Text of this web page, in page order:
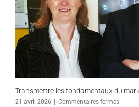
Transmettre les fondamentaux du
21 avril 2026 | Commentaires ferméssur